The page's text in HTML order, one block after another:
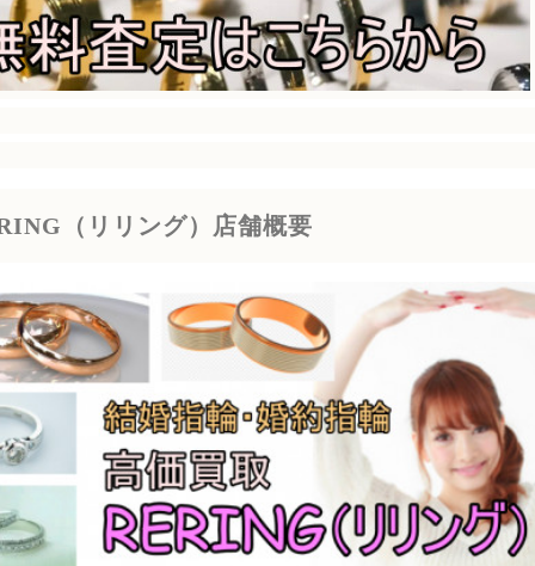
（リリング）店舗概要